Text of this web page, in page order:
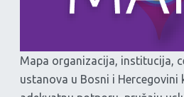
Mapa organizacija, institucija,
ustanova u Bosni i Hercegovini